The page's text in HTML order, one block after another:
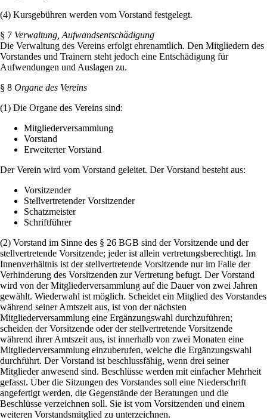
(4) Kursgebühren werden vom Vorstand festgelegt.
§ 7 Verwaltung, Aufwandsentschädigung
Die Verwaltung des Vereins erfolgt ehrenamtlich. Den Mitgliedern des
Vorstandes und Trainern steht jedoch eine Entschädigung für
Aufwendungen und Auslagen zu.
§ 8 Organe des Vereins
(1) Die Organe des Vereins sind:
Mitgliederversammlung
Vorstand
Erweiterter Vorstand
Der Verein wird vom Vorstand geleitet. Der Vorstand besteht aus:
Vorsitzender
Stellvertretender Vorsitzender
Schatzmeister
Schriftführer
(2) Vorstand im Sinne des § 26 BGB sind der Vorsitzende und der
stellvertretende Vorsitzende; jeder ist allein vertretungsberechtigt. Im
Innenverhältnis ist der stellvertretende Vorsitzende nur im Falle der
Verhinderung des Vorsitzenden zur Vertretung befugt. Der Vorstand
wird von der Mitgliederversammlung auf die Dauer von zwei Jahren
gewählt. Wiederwahl ist möglich. Scheidet ein Mitglied des Vorstandes
während seiner Amtszeit aus, ist von der nächsten
Mitgliederversammlung eine Ergänzungswahl durchzuführen;
scheiden der Vorsitzende oder der stellvertretende Vorsitzende
während ihrer Amtszeit aus, ist innerhalb von zwei Monaten eine
Mitgliederversammlung einzuberufen, welche die Ergänzungswahl
durchführt. Der Vorstand ist beschlussfähig, wenn drei seiner
Mitglieder anwesend sind. Beschlüsse werden mit einfacher Mehrheit
gefasst. Über die Sitzungen des Vorstandes soll eine Niederschrift
angefertigt werden, die Gegenstände der Beratungen und die
Beschlüsse verzeichnen soll. Sie ist vom Vorsitzenden und einem
weiteren Vorstandsmitglied zu unterzeichnen.